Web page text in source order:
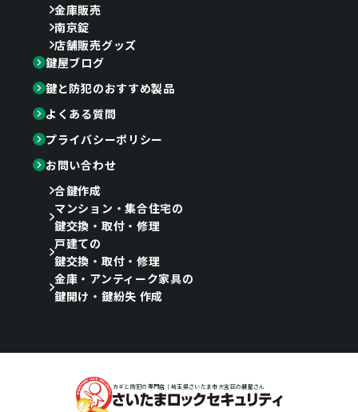
金庫販売
南京錠
店舗販売グッズ
鍵屋ブログ
鍵と防犯のおすすめ製品
よくある質問
プライバシーポリシー
お問い合わせ
合鍵作成
マンション・集合住宅の
鍵交換・取付・修理
戸建ての
鍵交換・取付・修理
金庫・アンティーク家具の
鍵開け・鍵紛失 作成
カギと防犯の専門店｜埼玉県さいたま市大宮区の鍵屋さん